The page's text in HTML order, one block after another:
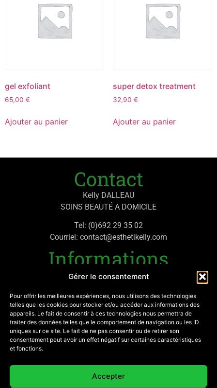
Gérer le consentement
Pour offrir les meilleures expériences, nous utilisons des technologies
telles que les cookies pour stocker et/ou accéder aux informations des
appareils. Le fait de consentir à ces technologies nous permettra de
traiter des données telles que le comportement de navigation ou les ID
uniques sur ce site. Le fait de ne pas consentir ou de retirer son
consentement peut avoir un effet négatif sur certaines caractéristiques
et fonctions.
Accepter
gel exfoliant
65,00 €
Ajouter au panier
super detox treatment
32,90 €
Ajouter au panier
Contact
Kelly DALLEAU
SOINS BEAUTÉ A DOMICILE
Tel: (0)692 29 35 02
Courriel: contact@esthetikelly.com
Informations
Politique de confidentialité
Mentions légales
Mon compte
Contactez-moi
Réseaux